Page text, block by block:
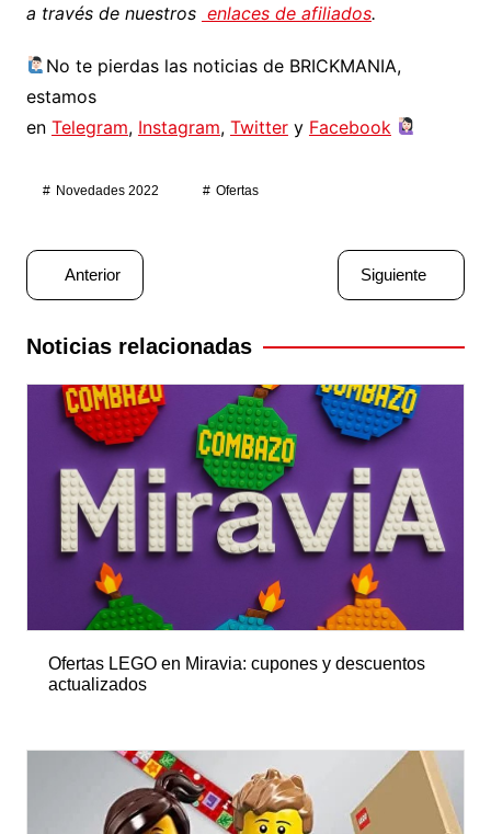
a través de nuestros enlaces de afiliados.
No te pierdas las noticias de BRICKMANIA,
estamos
en Telegram, Instagram, Twittery Facebook
Novedades 2022 Ofertas
Navegación
de
entradas
Anterior Siguiente
Noticias relacionadas
Ofertas LEGO en Miravia: cupones y descuentos
actualizados